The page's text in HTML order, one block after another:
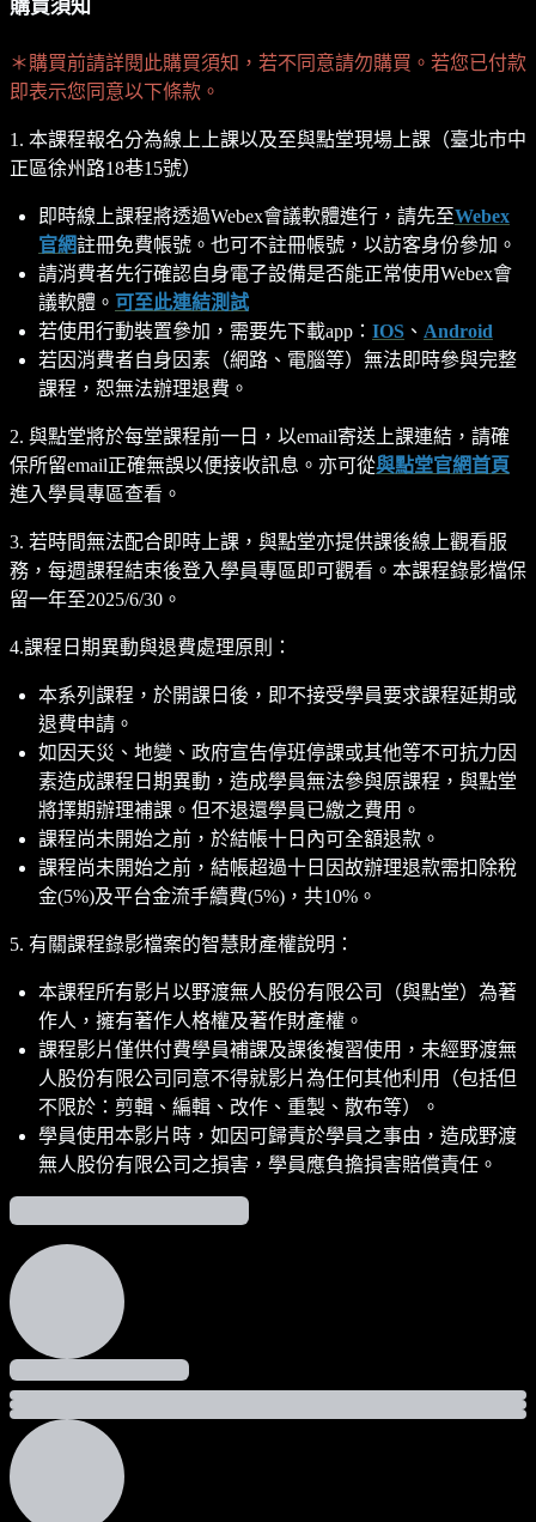
購買須知
＊購買前請詳閱此購買須知，若不同意請勿購買。若您已付款
即表示您同意以下條款。
1. 本課程報名分為線上上課以及至與點堂現場上課（臺北市中
正區徐州路18巷15號）
即時線上課程將透過Webex會議軟體進行，請先至Webex
官網註冊免費帳號。也可不註冊帳號，以訪客身份參加。
請消費者先行確認自身電子設備是否能正常使用Webex會
議軟體。 可至此連結測試
若使用行動裝置參加，需要先下載app： IOS 、 Android
若因消費者自身因素（網路、電腦等）無法即時參與完整
課程，恕無法辦理退費。
2. 與點堂將於每堂課程前一日，以email寄送上課連結，請確
保所留email正確無誤以便接收訊息。亦可從與點堂官網首頁
進入學員專區查看。
3. 若時間無法配合即時上課，與點堂亦提供課後線上觀看服
務，每週課程結束後登入學員專區即可觀看。本課程錄影檔保
留一年至2025/6/30。
4.課程日期異動與退費處理原則：
本系列課程，於開課日後，即不接受學員要求課程延期或
退費申請。
如因天災、地變、政府宣告停班停課或其他等不可抗力因
素造成課程日期異動，造成學員無法參與原課程，與點堂
將擇期辦理補課。但不退還學員已繳之費用。
課程尚未開始之前，於結帳十日內可全額退款。
課程尚未開始之前，結帳超過十日因故辦理退款需扣除稅
金(5%)及平台金流手續費(5%)，共10%。
5. 有關課程錄影檔案的智慧財產權說明：
本課程所有影片以野渡無人股份有限公司（與點堂）為著
作人，擁有著作人格權及著作財產權。
課程影片僅供付費學員補課及課後複習使用，未經野渡無
人股份有限公司同意不得就影片為任何其他利用（包括但
不限於：剪輯、編輯、改作、重製、散布等）。
學員使用本影片時，如因可歸責於學員之事由，造成野渡
無人股份有限公司之損害，學員應負擔損害賠償責任。